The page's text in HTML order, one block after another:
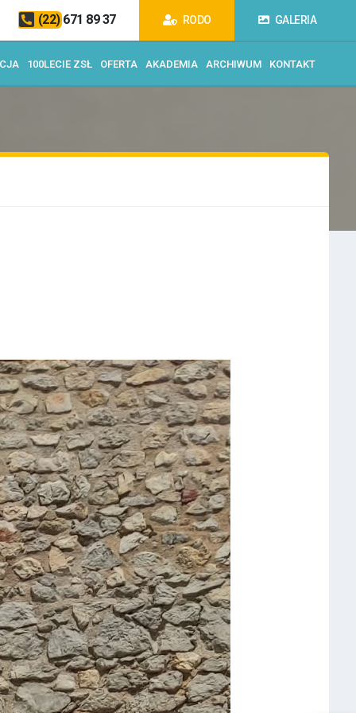
(22) 671 89 37 RODO GALERIA
100LECIE ZSŁ OFERTA AKADEMIA ARCHIWUM KONTAKT